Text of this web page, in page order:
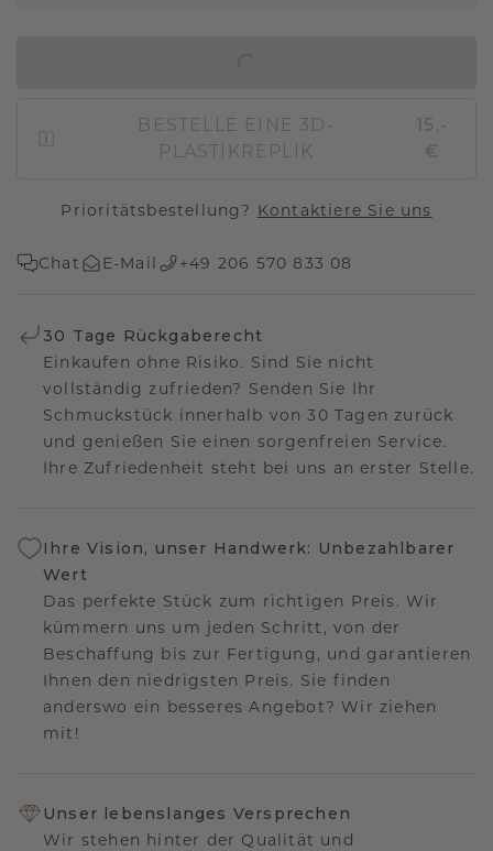
BESTELLE EINE 3D-
PLASTIKREPLIK
15,-
€
Prioritätsbestellung? Kontaktiere Sie uns
Chat E-Mail +49 206 570 833 08
30 Tage Rückgaberecht
Einkaufen ohne Risiko. Sind Sie nicht
vollständig zufrieden? Senden Sie Ihr
Schmuckstück innerhalb von 30 Tagen zurück
und genießen Sie einen sorgenfreien Service.
Ihre Zufriedenheit steht bei uns an erster Stelle.
Ihre Vision, unser Handwerk: Unbezahlbarer
Wert
Das perfekte Stück zum richtigen Preis. Wir
kümmern uns um jeden Schritt, von der
Beschaffung bis zur Fertigung, und garantieren
Ihnen den niedrigsten Preis. Sie finden
anderswo ein besseres Angebot? Wir ziehen
mit!
Unser lebenslanges Versprechen
Wir stehen hinter der Qualität und